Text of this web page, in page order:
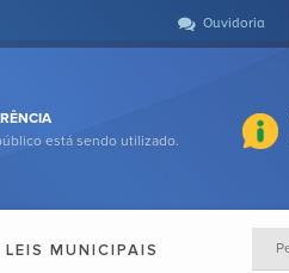
Ouvidoria
está sendo utilizado.
LEIS MUNICIPAIS